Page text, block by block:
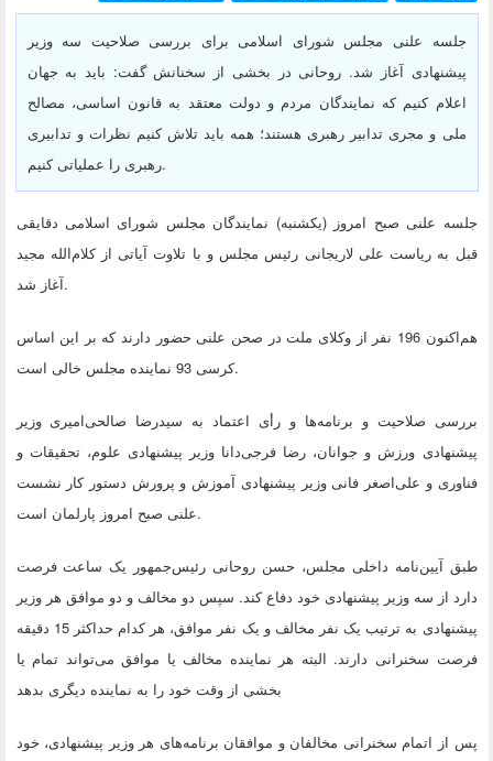
جلسه علنی مجلس شورای اسلامی برای بررسی صلاحیت سه وزیر
پیشنهادی آغاز شد. روحانی در بخشی از سخنانش گفت: باید به جهان
اعلام کنیم که نمایندگان مردم و دولت معتقد به قانون اساسی، مصالح
ملی و مجری تدابیر رهبری هستند؛ همه باید تلاش کنیم نظرات و تدابیری
رهبری را عملیاتی کنیم.
جلسه علنی صبح امروز (یکشنبه) نمایندگان مجلس شورای اسلامی دقایقی
قبل به ریاست علی لاریجانی رئیس مجلس و با تلاوت آیاتی از کلام‌الله مجید
آغاز شد.
هم‌اکنون 196 نفر از وکلای ملت در صحن علنی حضور دارند که بر این اساس
کرسی 93 نماینده مجلس خالی است.
بررسی صلاحیت و برنامه‌ها و رأی اعتماد به سیدرضا صالحی‌امیری وزیر
پیشنهادی ورزش و جوانان، رضا فرجی‌دانا وزیر پیشنهادی علوم، تحقیقات و
فناوری و علی‌اصغر فانی وزیر پیشنهادی آموزش و پرورش دستور کار نشست
علنی صبح امروز پارلمان است.
طبق آیین‌نامه داخلی مجلس، حسن روحانی رئیس‌جمهور یک ساعت فرصت
دارد از سه وزیر پیشنهادی خود دفاع کند. سپس دو مخالف و دو موافق هر وزیر
پیشنهادی به ترتیب یک نفر مخالف و یک نفر موافق، هر کدام حداکثر 15 دقیقه
فرصت سخنرانی دارند. البته هر نماینده مخالف یا موافق می‌تواند تمام یا
بخشی از وقت خود را به نماینده دیگری بدهد
پس از اتمام سخنرانی مخالفان و موافقان برنامه‌های هر وزیر پیشنهادی، خود